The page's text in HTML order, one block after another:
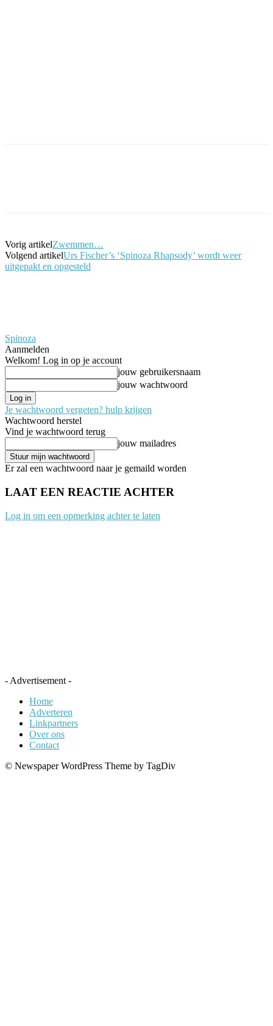
Vorig artikelZwemmen…
Volgend artikelUrs Fischer’s ‘Spinoza Rhapsody’ wordt weer
uitgepakt en opgesteld
Spinoza
Aanmelden
Welkom! Log in op je account
jouw gebruikersnaam
jouw wachtwoord
Je wachtwoord vergeten? hulp krijgen
Wachtwoord herstel
Vind je wachtwoord terug
jouw mailadres
Er zal een wachtwoord naar je gemaild worden
LAAT EEN REACTIE ACHTER
Log in om een opmerking achter te laten
- Advertisement -
Home
Adverteren
Linkpartners
Over ons
Contact
© Newspaper WordPress Theme by TagDiv